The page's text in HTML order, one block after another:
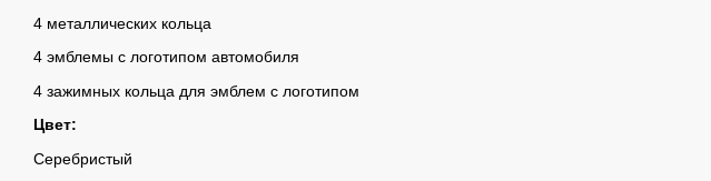
4 металлических кольца
4 эмблемы с логотипом автомобиля
4 зажимных кольца для эмблем с логотипом
Цвет:
Серебристый